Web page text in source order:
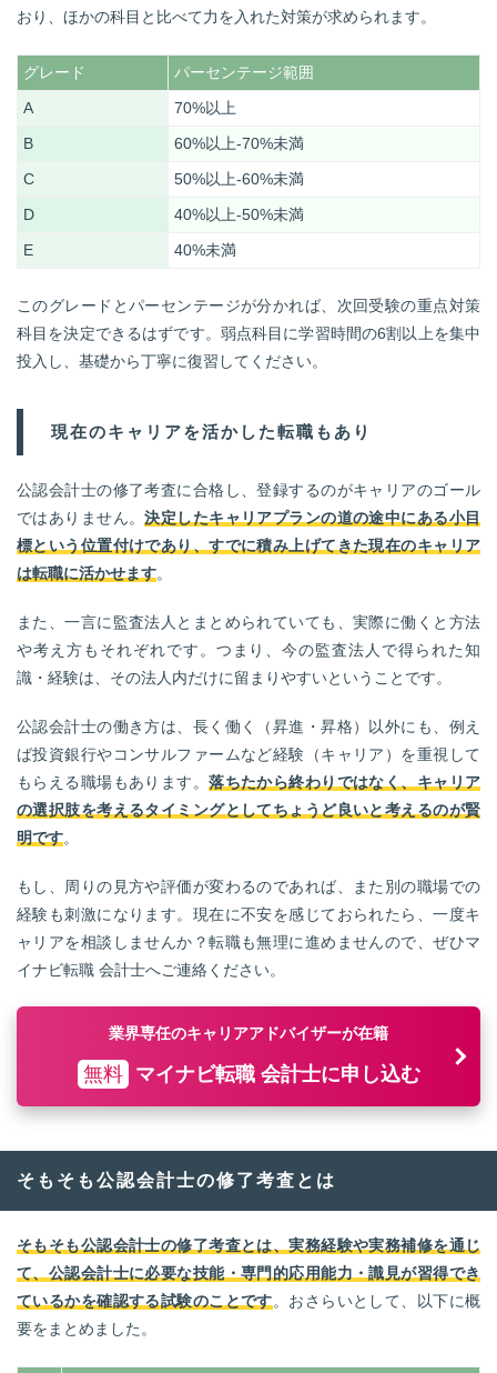
おり、ほかの科目と比べて力を入れた対策が求められます。
グレード
パーセンテージ範囲
A
70%以上
B
60%以上-70%未満
C
50%以上-60%未満
D
40%以上-50%未満
E
40%未満
このグレードとパーセンテージが分かれば、次回受験の重点対策
科目を決定できるはずです。弱点科目に学習時間の6割以上を集中
投入し、基礎から丁寧に復習してください。
現在のキャリアを活かした転職もあり
公認会計士の修了考査に合格し、登録するのがキャリアのゴール
ではありません。決定したキャリアプランの道の途中にある小目
標という位置付けであり、すでに積み上げてきた現在のキャリア
は転職に活かせます。
また、一言に監査法人とまとめられていても、実際に働くと方法
や考え方もそれぞれです。つまり、今の監査法人で得られた知
識・経験は、その法人内だけに留まりやすいということです。
公認会計士の働き方は、長く働く（昇進・昇格）以外にも、例え
ば投資銀行やコンサルファームなど経験（キャリア）を重視して
もらえる職場もあります。落ちたから終わりではなく、キャリア
の選択肢を考えるタイミングとしてちょうど良いと考えるのが賢
明です。
もし、周りの見方や評価が変わるのであれば、また別の職場での
経験も刺激になります。現在に不安を感じておられたら、一度キ
ャリアを相談しませんか？転職も無理に進めませんので、ぜひマ
イナビ転職 会計士へご連絡ください。
業界専任のキャリアアドバイザーが在籍
無料 マイナビ転職 会計士に申し込む
そもそも公認会計士の修了考査とは
そもそも公認会計士の修了考査とは、実務経験や実務補修を通じ
て、公認会計士に必要な技能・専門的応用能力・識見が習得でき
ているかを確認する試験のことです。おさらいとして、以下に概
要をまとめました。